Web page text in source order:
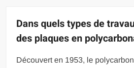
Dans quels types de
des plaques en
Découvert en 1953, le